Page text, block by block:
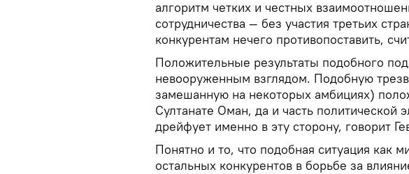
алгоритм четких и честных
сотрудничества — без участия третьих
конкурентам нечего противопоставить,
Положительные результаты подобного
невооруженным взглядом. Подобную
замешанную на некоторых амбициях)
Султанате Оман, да и часть политической
дрейфует именно в эту сторону, говорит
Понятно и то, что подобная ситуация как
остальных конкурентов в борьбе за